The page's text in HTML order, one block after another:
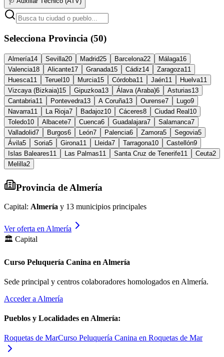
Selecciona Provincia (50)
Almería14 Sevilla20 Madrid25 Barcelona22 Málaga16
Valencia18 Alicante17 Granada15 Cádiz14 Zaragoza11
Huesca11 Teruel 10 Murcia15 Córdoba11 Jaén11 Huelva11
Vizcaya (Bizkaia)15 Gipuzkoa13 Álava (Araba)6 Asturias13
Cantabria11 Pontevedra13 A Coruña13 Ourense7 Lugo9
Navarra11 La Rioja7 Badajoz10 Cáceres8 Ciudad Real 10
Toledo10 Albacete7 Cuenca6 Guadalajara7 Salamanca7
Valladolid7 Burgos6 León7 Palencia6 Zamora5 Segovia5
Ávila5 Soria5 Girona11 Lleida7 Tarragona10 Castellón9
Islas Baleares11 Las Palmas11 Santa Cruz de Tenerife11 Ceuta2
Melilla2
Provincia de Almería
Capital: Almería y 13 municipios principales
Ver oferta en Almería
🏛️ Capital
Curso Peluquería Canina en Almería
Sede principal y centros colaboradores homologados en Almería.
Acceder a Almería
Pueblos y Localidades en Almería:
Roquetas de MarCurso Peluquería Canina en Roquetas de Mar